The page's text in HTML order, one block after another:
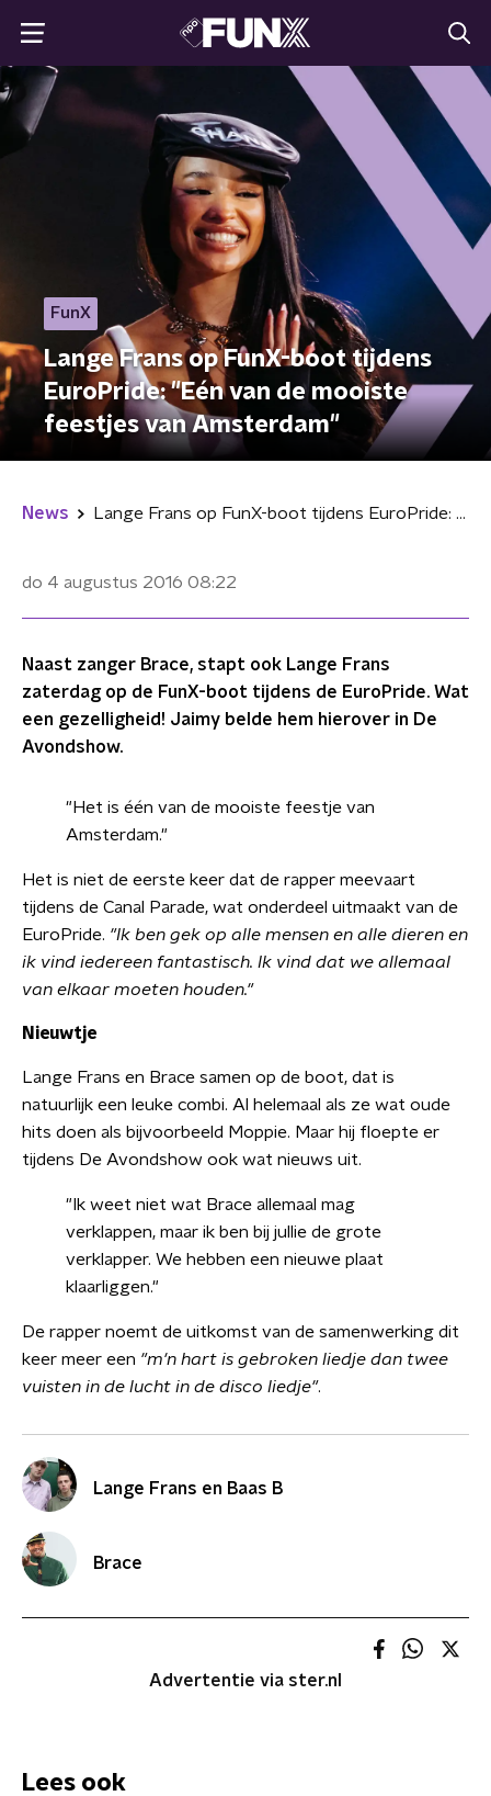
FunX
Lange Frans op FunX-boot tijdens
EuroPride: "Eén van de mooiste
feestjes van Amsterdam"
News Lange Frans op FunX-boot tijdens EuroPride: "Eén van de mooiste feestjes van Amsterdam"
do 4 augustus 2016 08:22
Naast zanger Brace, stapt ook Lange Frans
zaterdag op de FunX-boot tijdens de EuroPride. Wat
een gezelligheid! Jaimy belde hem hierover in De
Avondshow.
"Het is één van de mooiste feestje van
Amsterdam."
Het is niet de eerste keer dat de rapper meevaart
tijdens de Canal Parade, wat onderdeel uitmaakt van de
EuroPride. "Ik ben gek op alle mensen en alle dieren en
ik vind iedereen fantastisch. Ik vind dat we allemaal
van elkaar moeten houden."
Nieuwtje
Lange Frans en Brace samen op de boot, dat is
natuurlijk een leuke combi. Al helemaal als ze wat oude
hits doen als bijvoorbeeld Moppie. Maar hij floepte er
tijdens De Avondshow ook wat nieuws uit.
"Ik weet niet wat Brace allemaal mag
verklappen, maar ik ben bij jullie de grote
verklapper. We hebben een nieuwe plaat
klaarliggen."
De rapper noemt de uitkomst van de samenwerking dit
keer meer een "m'n hart is gebroken liedje dan twee
vuisten in de lucht in de disco liedje".
Lange Frans en Baas B
Brace
Advertentie via ster.nl
Lees ook